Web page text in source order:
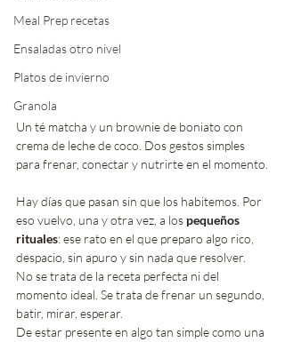
Meal Prep recetas
Ensaladas otro nivel
Platos de invierno
Granola
Un té matcha y un brownie de boniato con
crema de leche de coco. Dos gestos simples
para frenar, conectar y nutrirte en el momento.
Hay días que pasan sin que los habitemos. Por
eso vuelvo, una y otra vez, a los pequeños
rituales: ese rato en el que preparo algo rico,
despacio, sin apuro y sin nada que resolver.
No se trata de la receta perfecta ni del
momento ideal. Se trata de frenar un segundo,
batir, mirar, esperar.
De estar presente en algo tan simple como una